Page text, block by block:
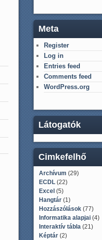
Meta
Register
Log in
Entries feed
Comments feed
WordPress.org
Látogatók
Cimkefelhő
Archívum (29)
ECDL (22)
Excel (5)
Hangtár (1)
Hozzászólások (77)
Informatika alapjai (4)
Interaktív tábla (21)
Képtár (2)